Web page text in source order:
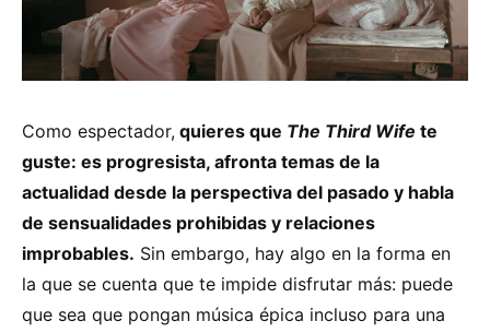
Como espectador, quieres que The Third Wife te
guste: es progresista, afronta temas de la
actualidad desde la perspectiva del pasado y habla
de sensualidades prohibidas y relaciones
improbables. Sin embargo, hay algo en la forma en
la que se cuenta que te impide disfrutar más: puede
que sea que pongan música épica incluso para una